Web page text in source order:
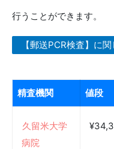
行うことができます。
【郵送PCR検査】に
精査機関 値段
久留米大学
病院